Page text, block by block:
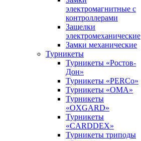
электромагнитные с
контроллерами
Защелки
электромеханические
Замки механические
Турникеты
Турникеты «Ростов-
Дон»
Турникеты «PERCo»
Турникеты «ОМА»
Турникеты
«OXGARD»
Турникеты
«CARDDEX»
Турникеты триподы